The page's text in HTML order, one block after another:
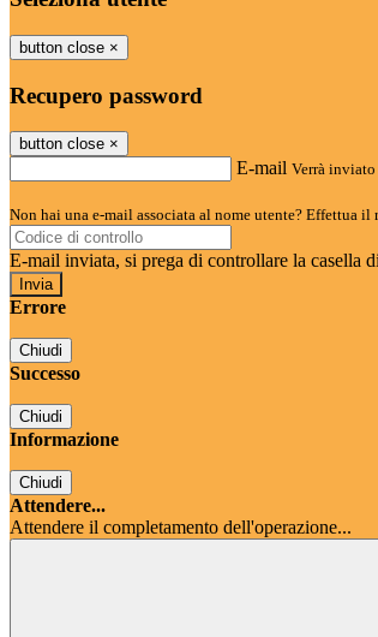
button close ×
Recupero password
button close ×
E-mail Verrà
Non hai una e-mail associata al nome utente? Effettua il
E-mail inviata, si prega di controllare la casella
Errore
Chiudi
Successo
Chiudi
Informazione
Chiudi
Attendere...
Attendere il completamento dell'operazione...